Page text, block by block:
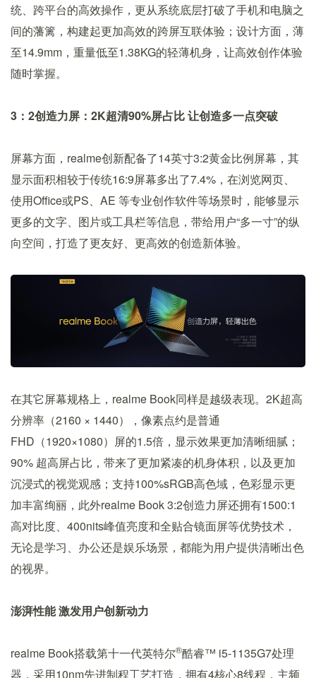
统、跨平台的高效操作，更从系统底层打破了手机和电脑之
间的藩篱，构建起更加高效的跨屏互联体验；设计方面，薄
至14.9mm，重量低至1.38KG的轻薄机身，让高效创作体验
随时掌握。
3：2创造力屏：2K超清90%屏占比让创造多一点突破
屏幕方面，realme创新配备了14英寸3:2黄金比例屏幕，其
显示面积相较于传统16:9屏幕多出了7.4%，在浏览网页、
使用Office或PS、AE 等专业创作软件等场景时，能够显示
更多的文字、图片或工具栏等信息，带给用户“多一寸”的纵
向空间，打造了更友好、更高效的创造新体验。
在其它屏幕规格上，realme Book同样是越级表现。2K超高
分辨率（2160 × 1440），像素点约是普通
FHD（1920×1080）屏的1.5倍，显示效果更加清晰细腻；
90% 超高屏占比，带来了更加紧凑的机身体积，以及更加
沉浸式的视觉观感；支持100%sRGB高色域，色彩显示更
加丰富绚丽，此外realme Book 3:2创造力屏还拥有1500:1
高对比度、400nits峰值亮度和全贴合镜面屏等优势技术，
无论是学习、办公还是娱乐场景，都能为用户提供清晰出色
的视界。
澎湃性能 激发用户创新动力
realme Book搭载第十一代英特尔®酷睿™ i5-1135G7处理
器，采用10nm先进制程工艺打造，拥有4核心8线程，主频